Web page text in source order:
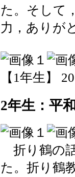
た。そして
力，ありが
【1年生】
2年生：平
折り鶴の
た。折り鶴